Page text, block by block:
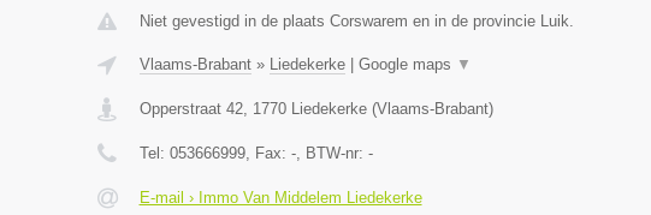
Niet gevestigd in de plaats Corswarem en in de provincie Luik.
Vlaams-Brabant» Liedekerke| Google maps ▼
Opperstraat 42, 1770 Liedekerke(Vlaams-Brabant)
Tel: 053666999, Fax: -, BTW-nr: -
E-mail › Immo Van Middelem Liedekerke